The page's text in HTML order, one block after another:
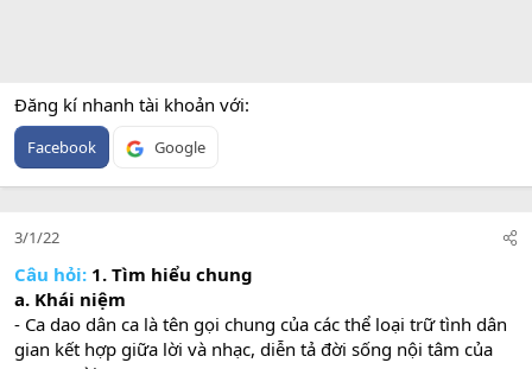
Đăng kí nhanh tài khoản với
Facebook Google
3/1/22
Câu hỏi: 1. Tìm hiểu chung
a. Khái niệm
- Ca dao dân ca là tên gọi chung của các thể loại trữ tình dân
gian kết hợp giữa lời và nhạc, diễn tả đời sống nội tâm của